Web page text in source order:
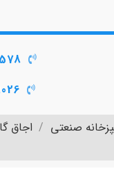
صنعتی
اجاق